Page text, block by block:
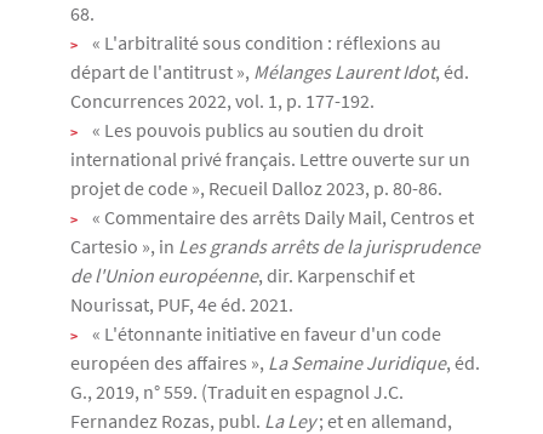
68.
« L'arbitralité sous condition : réflexions au
départ de l'antitrust », Mélanges Laurent Idot, éd.
Concurrences 2022, vol. 1, p. 177-192.
« Les pouvois publics au soutien du droit
international privé français. Lettre ouverte sur un
projet de code », Recueil Dalloz 2023, p. 80-86.
« Commentaire des arrêts Daily Mail, Centros et
Cartesio », in Les grands arrêts de la jurisprudence
de l'Union européenne, dir. Karpenschif et
Nourissat, PUF, 4e éd. 2021.
« L'étonnante initiative en faveur d'un code
européen des affaires », La Semaine Juridique, éd.
G., 2019, n° 559. (Traduit en espagnol J.C.
Fernandez Rozas, publ. La Ley; et en allemand,